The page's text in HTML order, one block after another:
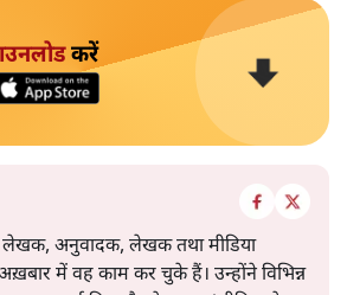
करें
अनुवादक, लेखक तथा मीडिया
में वह काम कर चुके हैं। उन्होंने विभिन्न